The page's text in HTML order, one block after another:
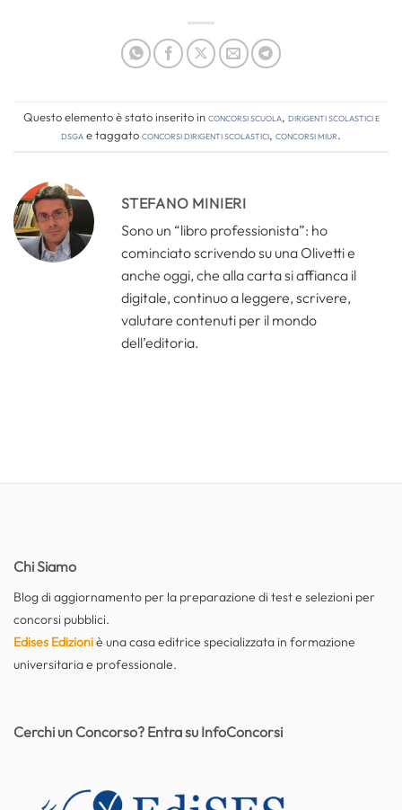
Questo elemento è stato inserito inConcorsi Scuola, Dirigenti Scolastici e
DSGAe taggatoconcorsi dirigenti scolastici, concorsi miur.
STEFANO MINIERI
Sono un “libro professionista”: ho
cominciato scrivendo su una Olivetti e
anche oggi, che alla carta si affianca il
digitale, continuo a leggere, scrivere,
valutare contenuti per il mondo
dell’editoria.
Chi Siamo
Blog di aggiornamento per la preparazione di test e selezioni per
concorsi pubblici.
Edises Edizioniè una casa editrice specializzata in formazione
universitaria e professionale.
Cerchi un Concorso? Entra su InfoConcorsi